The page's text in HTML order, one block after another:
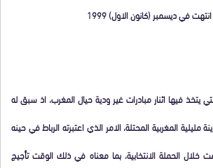
في ديسمبر (كانون الاول) 1999
يتخذ فيها اثنار مبادرات غير ودية حيال المغرب، اذ سبق له
مليلية المغربية المحتلة، الامر الذي اعتبرته الرباط في حينه
خلال الحملة الانتخابية، بما معناه في ذلك الوقت تأجيج